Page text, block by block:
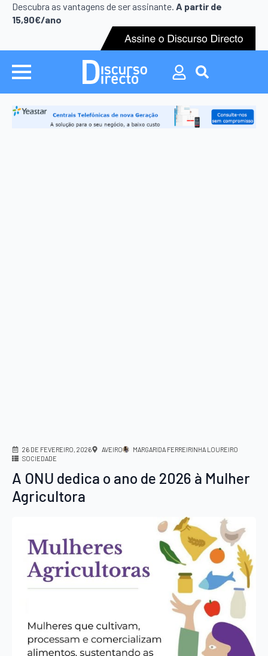
Descubra as vantagens de ser assinante. A partir de
15,90€/ano
Search
for:
Search
26 DE FEVEREIRO, 2026 AVEIRO
MARGARIDA FERREIRINHA LOUREIRO
SOCIEDADE
A ONU dedica o ano de 2026 à Mulher
Agricultora